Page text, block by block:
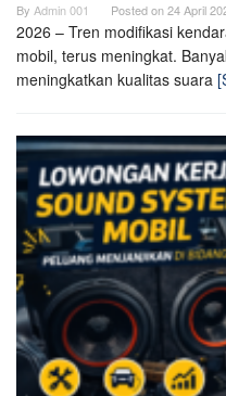
By Admin 001 Posted on24 April
2026 – Tren modifikasi
mobil, terus meningkat.
meningkatkan kualitas suara